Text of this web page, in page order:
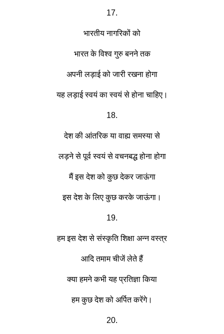
17.
भारतीय नागरिकों को
भारत के विश्व गुरु बनने तक
अपनी लड़ाई को जारी रखना होगा
यह लड़ाई स्वयं का स्वयं से होना चाहिए।
18.
देश की आंतरिक या वाह्य समस्या से
लड़ने से पूर्व स्वयं से वचनबद्ध होना होगा
मैं इस देश को कुछ देकर जाऊंगा
इस देश के लिए कुछ करके जाऊंगा।
19.
हम इस देश से संस्कृति शिक्षा अन्न वस्त्र
आदि तमाम चीजें लेते हैं
क्या हमने कभी यह प्रतिज्ञा किया
हम कुछ देश को अर्पित करेंगे।
20.